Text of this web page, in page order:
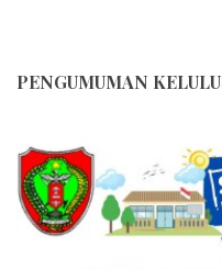
PENGUMUMAN